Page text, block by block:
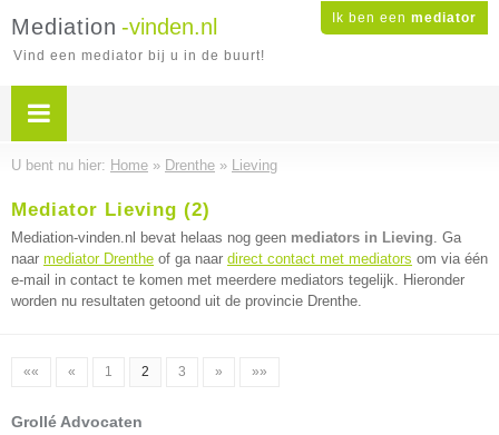
Ik ben een mediator
Mediation -vinden.nl
Vind een mediator bij u in de buurt!
U bent nu hier: Home » Drenthe » Lieving
Mediator Lieving (2)
Mediation-vinden.nl bevat helaas nog geen mediators in Lieving. Ga
naar mediator Drenthe of ga naar direct contact met mediators om via één
e-mail in contact te komen met meerdere mediators tegelijk. Hieronder
worden nu resultaten getoond uit de provincie Drenthe.
«« « 1 2 3 » »»
Grollé Advocaten